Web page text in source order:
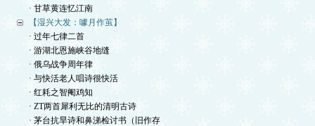
· 甘草黄连忆江南
【湿兴大发：噱月作茧】
· 过年七律二首
· 游湖北恩施峡谷地缝
· 俄乌战争周年律
· 与快活老人唱诗很快活
· 红耗之智阉鸡知
· ZT两首犀利无比的清明古诗
· 茅台抗旱诗和鼻涕检讨书（旧作存